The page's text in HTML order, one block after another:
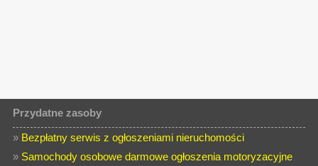
Przydatne zasoby
» Bezpłatny serwis z ogłoszeniami nieruchomości
» Samochody osobowe darmowe ogłoszenia motoryzacyjne